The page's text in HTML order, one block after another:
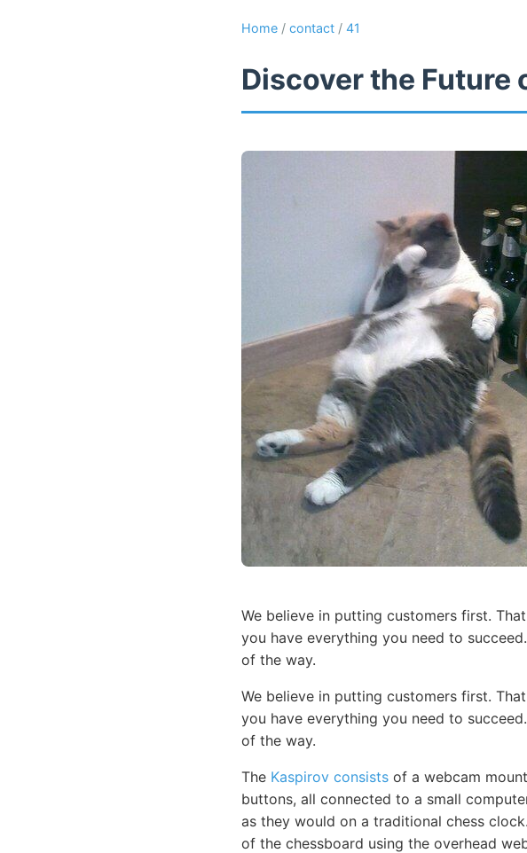
Home / contact / 41
Discover the Future
We believe in putting customers first.
you have everything you need to
of the way.
We believe in putting customers first.
you have everything you need to
of the way.
The Kaspirov consists of a webcam
buttons, all connected to a small
as they would on a traditional chess
of the chessboard using the overhead